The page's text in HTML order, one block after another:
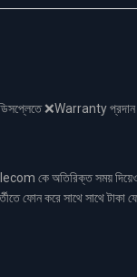
❌Warranty প্রদান
কে অতিরিক্ত সময়
ফোন করে সাথে সাথে টাকা